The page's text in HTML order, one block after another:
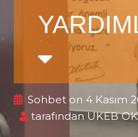
Sohbet on 4 Kasım
tarafındanUKEB